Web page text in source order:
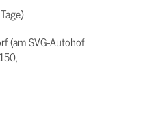
(am SVG-Autohof